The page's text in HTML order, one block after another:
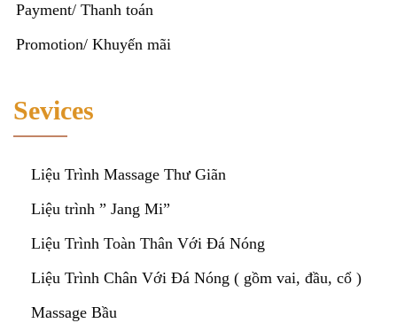
Payment/ Thanh toán
Promotion/ Khuyến mãi
Sevices
Liệu Trình Massage Thư Giãn
Liệu trình ” Jang Mi”
Liệu Trình Toàn Thân Với Đá Nóng
Liệu Trình Chân Với Đá Nóng ( gồm vai, đầu, cổ )
Massage Bầu